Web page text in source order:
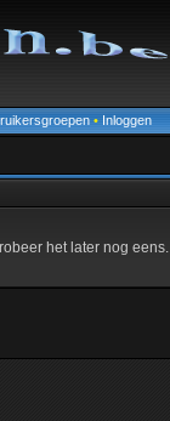
• Inloggen
het later nog eens.